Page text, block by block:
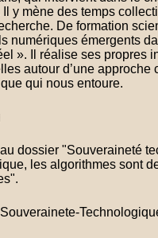
y mène des temps
De formation
numériques émergents
». Il réalise ses propres
autour d’une approche
qui nous entoure.
au dossier "Souveraineté
les algorithmes sont